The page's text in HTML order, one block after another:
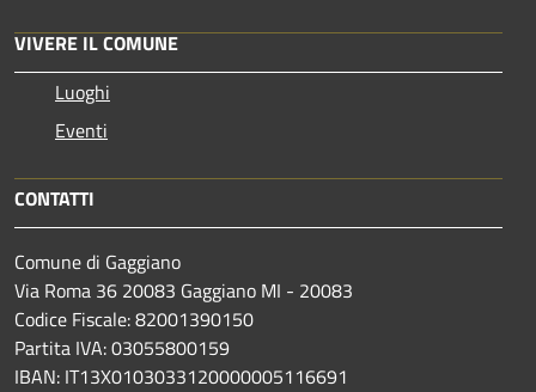
VIVERE IL COMUNE
Luoghi
Eventi
CONTATTI
Comune di Gaggiano
Via Roma 36 20083 Gaggiano MI - 20083
Codice Fiscale: 82001390150
Partita IVA: 03055800159
IBAN: IT13X0103033120000005116691